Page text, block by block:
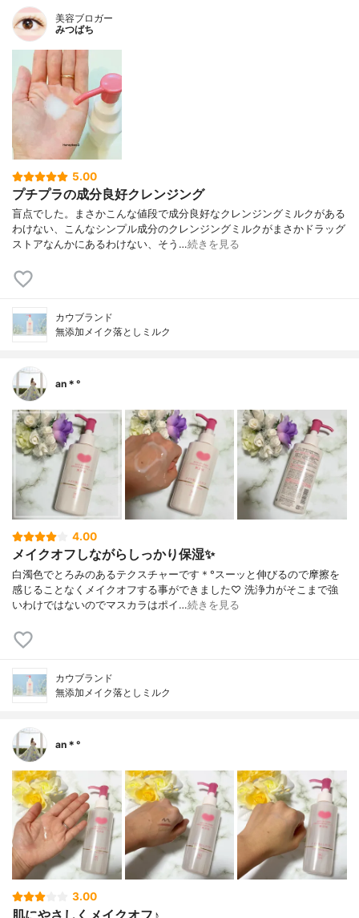
美容ブロガー
みつばち
5.00
プチプラの成分良好クレンジング
盲点でした。まさかこんな値段で成分良好なクレンジングミルクがある
わけない、こんなシンプル成分のクレンジングミルクがまさかドラッグ
ストアなんかにあるわけない、そう…続きを見る
カウブランド
無添加メイク落としミルク
an＊°
4.00
メイクオフしながらしっかり保湿✨
白濁色でとろみのあるテクスチャーです＊°スーッと伸びるので摩擦を
感じることなくメイクオフする事ができました♡ 洗浄力がそこまで強
いわけではないのでマスカラはポイ…続きを見る
カウブランド
無添加メイク落としミルク
an＊°
3.00
肌にやさしくメイクオフ♪